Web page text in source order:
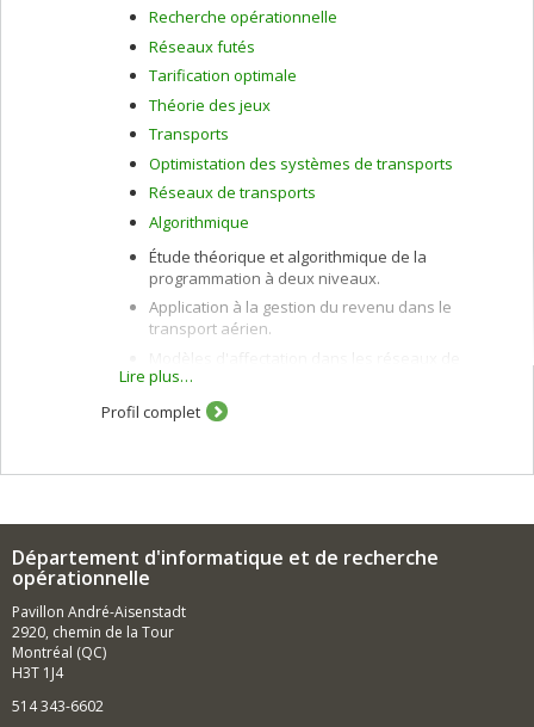
Recherche opérationnelle
Réseaux futés
Tarification optimale
Théorie des jeux
Transports
Optimistation des systèmes de transports
Réseaux de transports
Algorithmique
Étude théorique et algorithmique de la
programmation à deux niveaux.
Application à la gestion du revenu dans le
transport aérien.
transport urbain et interurbain.
Étude algorithmique des inéquations
Lire plus…
Profil complet
Département d'informatique et de recherche
opérationnelle
Pavillon André-Aisenstadt
2920, chemin de la Tour
Montréal (QC)
H3T 1J4
514 343-6602